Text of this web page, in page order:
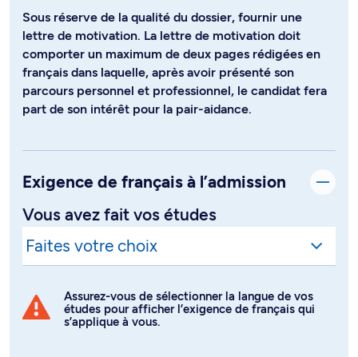
Sous réserve de la qualité du dossier, fournir une
lettre de motivation. La lettre de motivation doit
comporter un maximum de deux pages rédigées en
français dans laquelle, après avoir présenté son
parcours personnel et professionnel, le candidat fera
part de son intérêt pour la pair-aidance.
Exigence de français à l’admission
Vous avez fait vos études
Assurez-vous de sélectionner la langue de vos
études pour afficher l’exigence de français qui
s’applique à vous.